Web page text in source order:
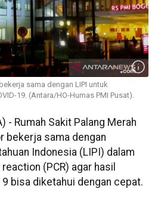
sama dengan LIPI untuk
19. (Antara/HO-Humas PMI Pusat).
- Rumah Sakit Palang Merah
bekerja sama dengan
Indonesia (LIPI) dalam
(PCR) agar hasil
bisa diketahui dengan cepat.